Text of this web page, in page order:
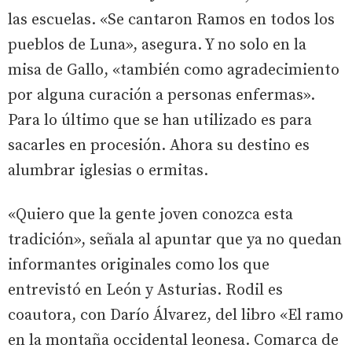
las escuelas. «Se cantaron Ramos en todos los
pueblos de Luna», asegura. Y no solo en la
misa de Gallo, «también como agradecimiento
por alguna curación a personas enfermas».
Para lo último que se han utilizado es para
sacarles en procesión. Ahora su destino es
alumbrar iglesias o ermitas.
«Quiero que la gente joven conozca esta
tradición», señala al apuntar que ya no quedan
informantes originales como los que
entrevistó en León y Asturias. Rodil es
coautora, con Darío Álvarez, del libro «El ramo
en la montaña occidental leonesa. Comarca de